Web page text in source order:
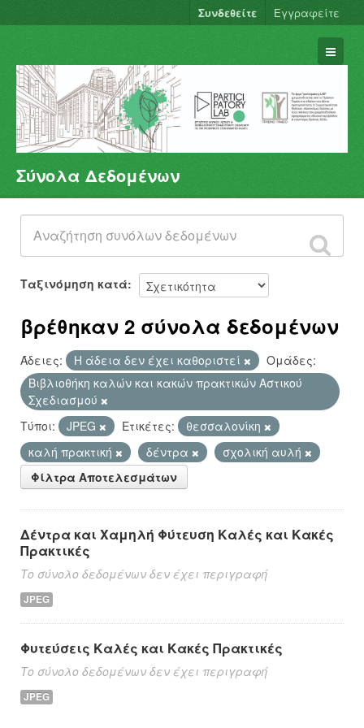
Συνδεθείτε Εγγραφείτε
Σύνολα Δεδομένων
Φορείς
Ομάδες
Σχετικά
Σύνολα Δεδομένων
Ταξινόμηση κατά
βρέθηκαν 2 σύνολα δεδομένων
Άδειες: Η άδεια δεν έχει καθοριστεί
Ομάδες:
Βιβλιοθήκη καλών και κακών πρακτικών Αστικού
Σχεδιασμού
Τύποι:
JPEG Ετικέτες:
θεσσαλονίκη
καλή πρακτική
δέντρα
σχολική αυλή
Φίλτρα Αποτελεσμάτων
Δέντρα και Χαμηλή Φύτευση Καλές και Κακές
Πρακτικές
Το σύνολο δεδομένων δεν έχει περιγραφή
JPEG
Φυτεύσεις Καλές και Κακές Πρακτικές
Το σύνολο δεδομένων δεν έχει περιγραφή
JPEG